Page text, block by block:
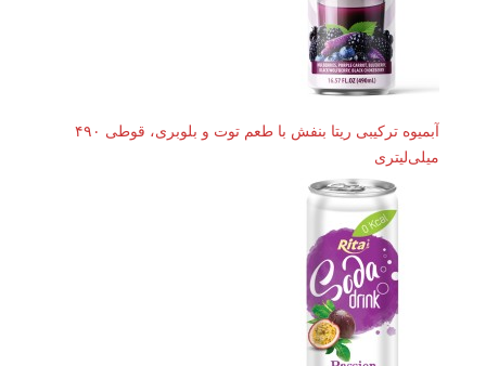
آبمیوه ترکیبی ریتا بنفش با طعم توت و بلوبری، قوطی ۴۹۰
میلی‌لیتری